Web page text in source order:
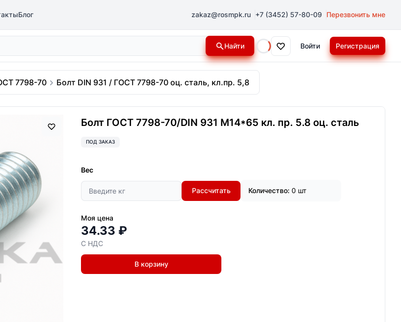
Блог zakaz@rosmpk.ru +7 (3452) 57-80-09 Перезвонить мне
Найти
Loading...
Войти Регистрация
7798-70 Болт DIN 931 / ГОСТ 7798-70 оц. сталь, кл.пр. 5,8
Болт ГОСТ 7798-70/DIN 931 М14*65 кл. пр. 5.8 оц. сталь
ПОД ЗАКАЗ
Вес
Рассчитать Количество: 0 шт
Моя цена
34.33 ₽
С НДС
В корзину